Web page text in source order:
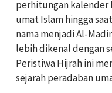
perhitungan kalender
umat Islam hingga
nama menjadi Al-
lebih dikenal dengan
Peristiwa Hijrah ini
sejarah peradaban